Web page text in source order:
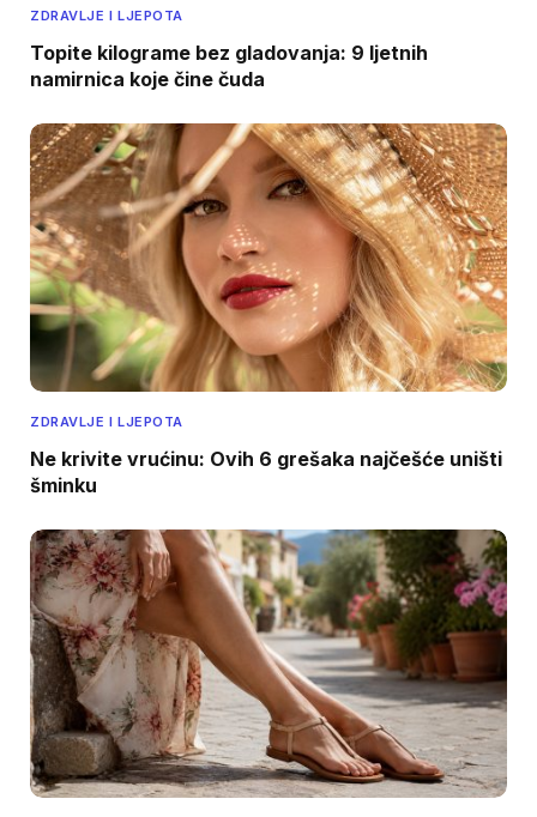
ZDRAVLJE I LJEPOTA
Topite kilograme bez gladovanja: 9 ljetnih
namirnica koje čine čuda
ZDRAVLJE I LJEPOTA
Ne krivite vrućinu: Ovih 6 grešaka najčešće uništi
šminku